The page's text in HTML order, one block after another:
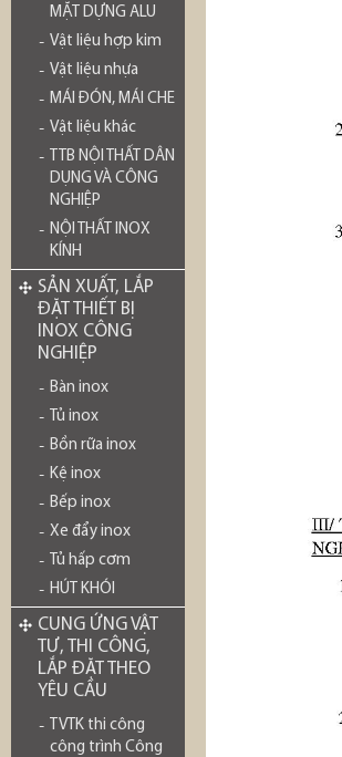
MẶT DỰNG ALU
Vật liệu hợp kim
Vật liệu nhựa
MÁI ĐÓN, MÁI CHE
Vật liệu khác
TTB NỘI THẤT DÂN
DỤNG VÀ CÔNG
NGHIỆP
NỘI THẤT INOX
KÍNH
SẢN XUẤT, LẮP
ĐẶT THIẾT BỊ
INOX CÔNG
NGHIỆP
Bàn inox
Tủ inox
Bồn rữa inox
Kệ inox
Bếp inox
Xe đẩy inox
Tủ hấp cơm
HÚT KHÓI
CUNG ỨNG VẬT
TƯ, THI CÔNG,
LẮP ĐẶT THEO
YÊU CẦU
TVTK thi công
công trình Công